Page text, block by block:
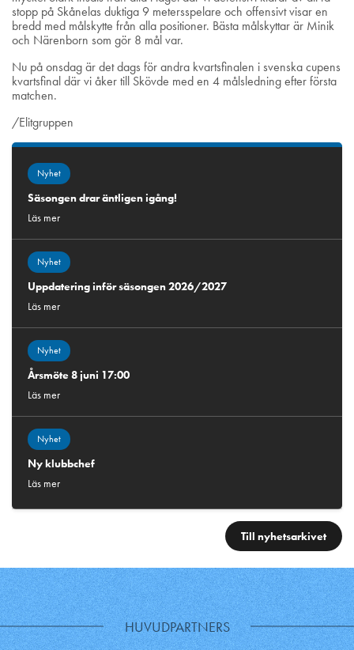
stopp på Skånelas duktiga 9 metersspelare och offensivt visar en
bredd med målskytte från alla positioner. Bästa målskyttar är Minik
och Närenborn som gör 8 mål var.
Nu på onsdag är det dags för andra kvartsfinalen i svenska cupens
kvartsfinal där vi åker till Skövde med en 4 målsledning efter första
matchen.
/Elitgruppen
Nyhet
Säsongen drar äntligen igång!
Läs mer
Nyhet
Uppdatering inför säsongen 2026/2027
Läs mer
Nyhet
Årsmöte 8 juni 17:00
Läs mer
Nyhet
Ny klubbchef
Läs mer
Till nyhetsarkivet
HUVUDPARTNERS